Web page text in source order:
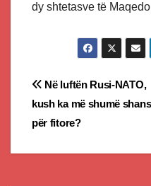
dy shtetasve të
Post
navigation
Në luftën Rusi-NATO,
kush ka më shumë
për fitore?